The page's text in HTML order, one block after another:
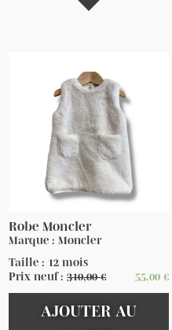
Robe Moncler
Marque : Moncler
Taille : 12 mois
Prix neuf :310,00€ 55,00 €
AJOUTER AU